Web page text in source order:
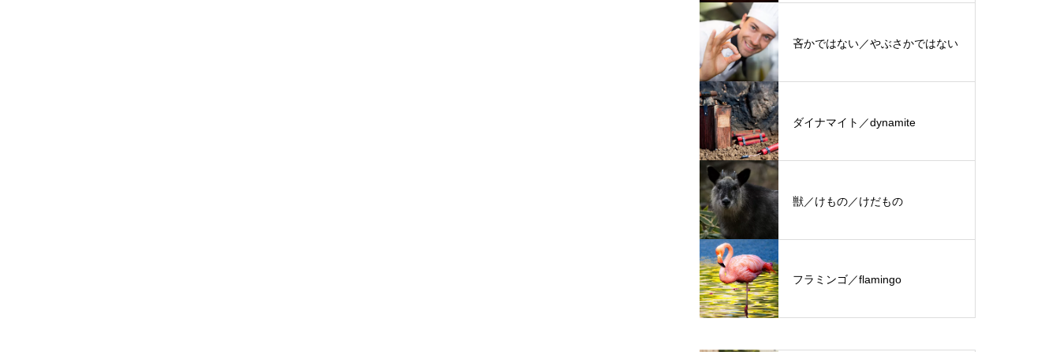
吝かではない／やぶさかではない
ダイナマイト／dynamite
獣／けもの／けだもの
フラミンゴ／flamingo